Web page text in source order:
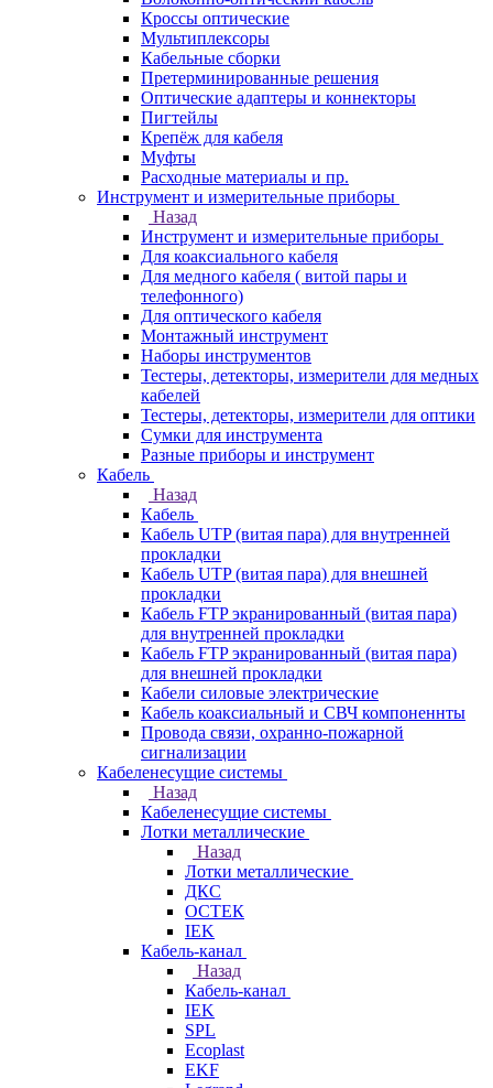
Кроссы оптические
Мультиплексоры
Кабельные сборки
Претерминированные решения
Оптические адаптеры и коннекторы
Пигтейлы
Крепёж для кабеля
Муфты
Расходные материалы и пр.
Инструмент и измерительные приборы
Назад
Инструмент и измерительные приборы
Для коаксиального кабеля
Для медного кабеля ( витой пары и
телефонного)
Для оптического кабеля
Монтажный инструмент
Наборы инструментов
Тестеры, детекторы, измерители для медных
кабелей
Тестеры, детекторы, измерители для оптики
Сумки для инструмента
Разные приборы и инструмент
Кабель
Назад
Кабель
Кабель UTP (витая пара) для внутренней
прокладки
Кабель UTP (витая пара) для внешней
прокладки
Кабель FTP экранированный (витая пара)
для внутренней прокладки
Кабель FTP экранированный (витая пара)
для внешней прокладки
Кабели силовые электрические
Кабель коаксиальный и СВЧ компоненнты
Провода связи, охранно-пожарной
сигнализации
Кабеленесущие системы
Назад
Кабеленесущие системы
Лотки металлические
Назад
Лотки металлические
ДКС
ОСТЕК
IEK
Кабель-канал
Назад
Кабель-канал
IEK
SPL
Ecoplast
EKF